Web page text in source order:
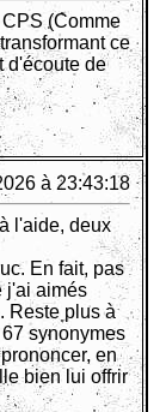
(Comme
ce
d'écoute de
à 23:43:18
l'aide, deux
En fait, pas
j'ai aimés
Reste plus à
synonymes
en
bien lui offrir